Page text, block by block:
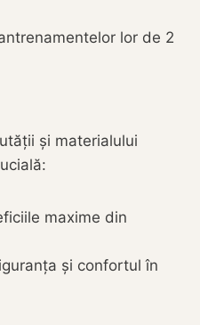
lor de 2
și materialului
maxime din
și confortul în